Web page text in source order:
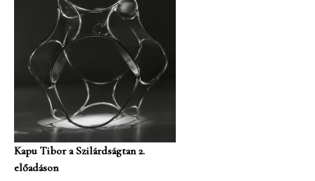
Kapu Tibor a Szilárdságtan 2.
előadáson